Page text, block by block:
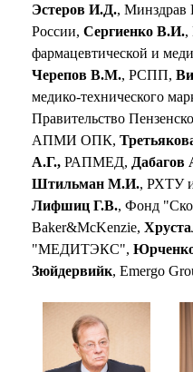
Эстеров И.Д., Минздрав
России, Сергиенко В.И.,
фармацевтической и
Черепов В.М., РСПП,
медико-технического
Правительство
АПМИ ОПК,
А.Г., РАПМЕД, Дабагов
Штильман М.И., РХТУ
Лифшиц Г.В., Фонд
Baker&McKenzie,
"МЕДИТЭКС",
Зюйдервийк, Emergo